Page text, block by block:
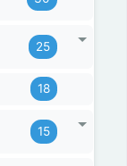
25
18
15